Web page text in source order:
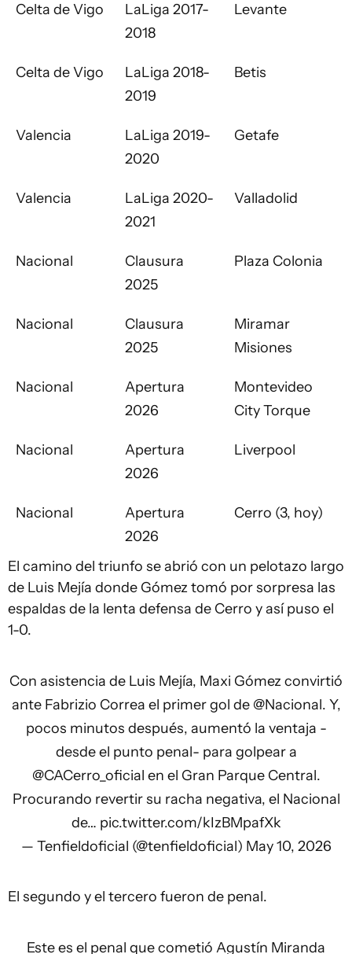
Celta de Vigo
LaLiga 2017-
2018
Levante
Celta de Vigo
LaLiga 2018-
2019
Betis
Valencia
LaLiga 2019-
2020
Getafe
Valencia
LaLiga 2020-
2021
Valladolid
Nacional
Clausura
2025
Plaza Colonia
Nacional
Clausura
2025
Miramar
Misiones
Nacional
Apertura
2026
Montevideo
City Torque
Nacional
Apertura
2026
Liverpool
Nacional
Apertura
2026
Cerro (3, hoy)
El camino del triunfo se abrió con un pelotazo largo
de Luis Mejía donde Gómez tomó por sorpresa las
espaldas de la lenta defensa de Cerro y así puso el
1-0.
Con asistencia de Luis Mejía, Maxi Gómez convirtió
ante Fabrizio Correa el primer gol de @Nacional. Y,
pocos minutos después, aumentó la ventaja -
desde el punto penal- para golpear a
@CACerro_oficial en el Gran Parque Central.
Procurando revertir su racha negativa, el Nacional
de… pic.twitter.com/kIzBMpafXk
— Tenfieldoficial (@tenfieldoficial) May 10, 2026
El segundo y el tercero fueron de penal.
Este es el penal que cometió Agustín Miranda